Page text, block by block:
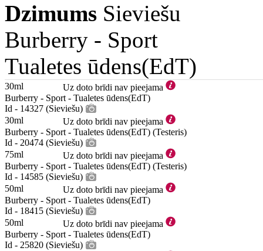
Dzimums Sieviešu
Burberry - Sport
Tualetes ūdens(EdT)
30ml
Uz doto brīdi nav pieejama
Burberry - Sport - Tualetes ūdens(EdT)
Id - 14327 (Sieviešu)
30ml
Uz doto brīdi nav pieejama
Burberry - Sport - Tualetes ūdens(EdT) (Testeris)
Id - 20474 (Sieviešu)
75ml
Uz doto brīdi nav pieejama
Burberry - Sport - Tualetes ūdens(EdT) (Testeris)
Id - 14585 (Sieviešu)
50ml
Uz doto brīdi nav pieejama
Burberry - Sport - Tualetes ūdens(EdT)
Id - 18415 (Sieviešu)
50ml
Uz doto brīdi nav pieejama
Burberry - Sport - Tualetes ūdens(EdT)
Id - 25820 (Sieviešu)